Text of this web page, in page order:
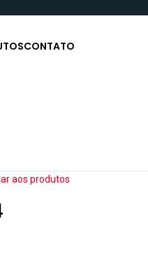
CONTATO
aos produtos